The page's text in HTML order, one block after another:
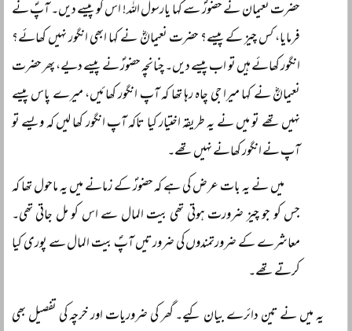
حضرت نعیمان نے حضورؐ سے کہا یارسول اللہ! اس کو پیسے دیں۔ آپؐ نے
فرمایا، کس چیز کے پیسے؟ حضرت نعیمانؓ نے کہا ابھی انگور نہیں کھائے؟
انگور کھائے ہیں تو اب پیسے دیں۔ چنانچہ حضورؐ نے پیسے دیے، پھر حضرت
نعیمانؓ نے کہا میرا جی چاہ رہا تھا کہ آپ انگور کھائیں، میرے پاس پیسے
نہیں تھے تو میں نے یہ طریقہ اختیار کیا تاکہ آپ انگور کھا لیں کہ ویسے تو
آپ نے انگور کھانے نہیں تھے۔
میں نے یہ بات عرض کی ہے کہ حضورؐ کے زمانے میں یہ ماحول تھا کہ
جس کو جو چیز ضرورت ہوتی تھی بیت المال سے اس کو مل جاتی تھی۔
معاشرے کے ضرورتمندوں کی ضرورتیں آپؐ بیت المال سے پوری کیا
کرتے تھے۔
یہ میں نے تین دائرے بیان کیے۔ گھر کی ضروریات اور خرچہ کی تفصیل بھی